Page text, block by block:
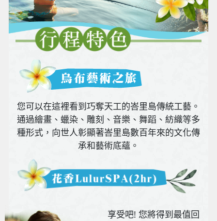
您可以在這裡看到巧奪天工的峇里島傳統工藝。
通過繪畫、蠟染、雕刻、音樂、舞蹈、紡織等多
種形式，向世人彰顯著峇里島數百年來的文化傳
承和藝術底蘊。
享受吧! 您將得到最值回